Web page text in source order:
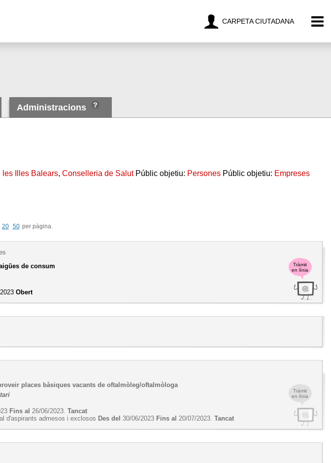
CARPETA CIUTADANA
Administracions
les Illes Balears,Conselleria de SalutPúblic objetiu: Persones Públic objetiu: Empreses
20 50 per pàgina.
Tràmit
en línia
de consum
Obert
Tràmit
en línia
places bàsiques vacants de oftalmòleg/oftalmòloga
Fins al 26/06/2023.Tancat
d'aspirants admesos i exclosos Des del 30/06/2023 Fins al 20/07/2023.Tancat